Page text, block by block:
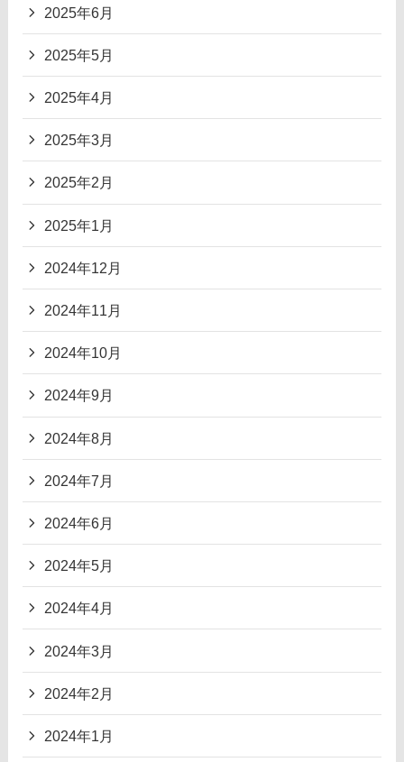
2025年6月
2025年5月
2025年4月
2025年3月
2025年2月
2025年1月
2024年12月
2024年11月
2024年10月
2024年9月
2024年8月
2024年7月
2024年6月
2024年5月
2024年4月
2024年3月
2024年2月
2024年1月